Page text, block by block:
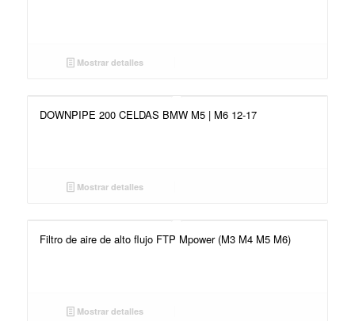
Mostrar detalles
DOWNPIPE 200 CELDAS BMW M5 | M6 12-17
Mostrar detalles
Filtro de aire de alto flujo FTP Mpower (M3 M4 M5 M6)
Mostrar detalles